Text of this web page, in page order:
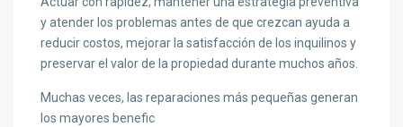
y atender los problemas antes de que crezcan ayuda a
reducir costos, mejorar la satisfacción de los inquilinos y
preservar el valor de la propiedad durante muchos años.
Muchas veces, las reparaciones más pequeñas generan
los mayores benefic